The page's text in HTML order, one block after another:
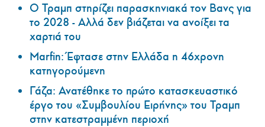
Ο Τραμπ στηρίζει παρασκηνιακά τον Βανς για
το 2028 - Αλλά δεν βιάζεται να ανοίξει τα
χαρτιά του
Marfin: Έφτασε στην Ελλάδα η 46χρονη
κατηγορούμενη
Γάζα: Ανατέθηκε το πρώτο κατασκευαστικό
έργο του «Συμβουλίου Ειρήνης» του Τραμπ
στην κατεστραμμένη περιοχή